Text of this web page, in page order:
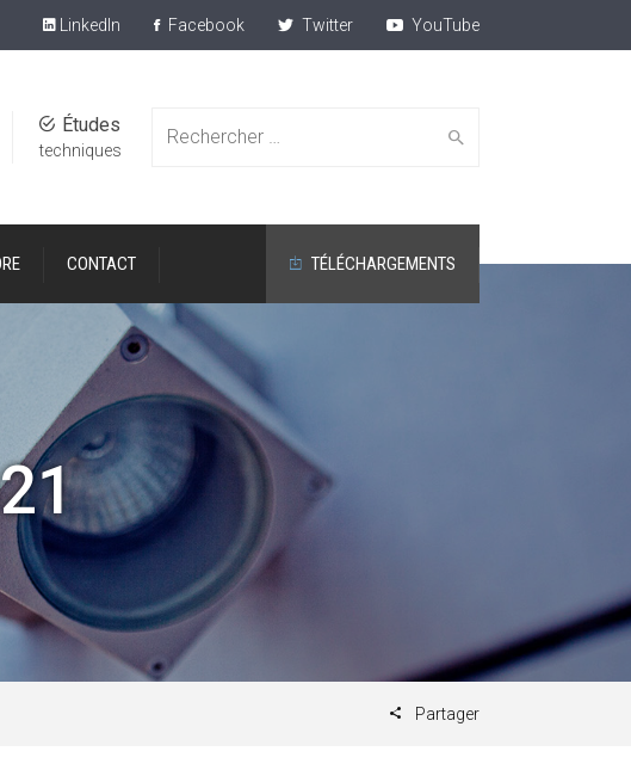
LinkedIn Facebook Twitter YouTube
Search
for:
Études
techniques
CONTACT TÉLÉCHARGEMENTS
Partager